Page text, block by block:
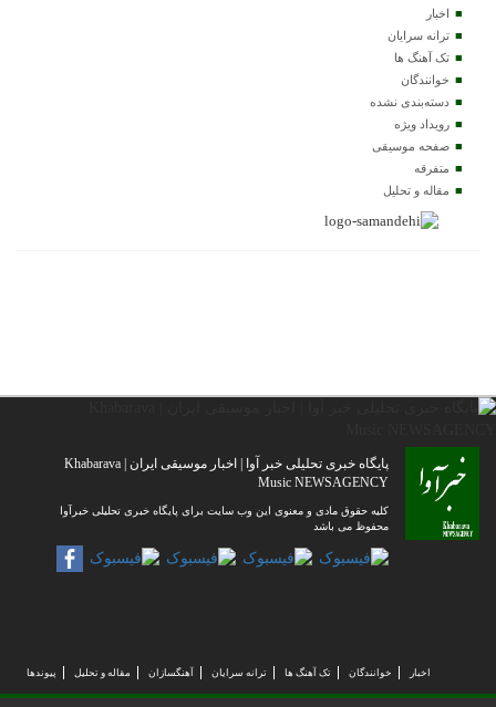
اخبار
ترانه سرایان
تک آهنگ ها
خوانندگان
دسته‌بندی نشده
رویداد ویژه
صفحه موسیقی
متفرقه
مقاله و تحلیل
پایگاه خبری تحلیلی خبر آوا | اخبار موسیقی ایران | Khabarava
Music NEWSAGENCY
کلیه حقوق مادی و معنوی این وب سایت برای پایگاه خبری تحلیلی خبرآوا
محفوظ می باشد
اخبار خوانندگان تک آهنگ ها ترانه سرایان آهنگسازان مقاله و تحلیل پیوندها